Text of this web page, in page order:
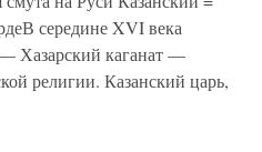
середине XVI века
Хазарский каганат —
религии. Казанский царь,